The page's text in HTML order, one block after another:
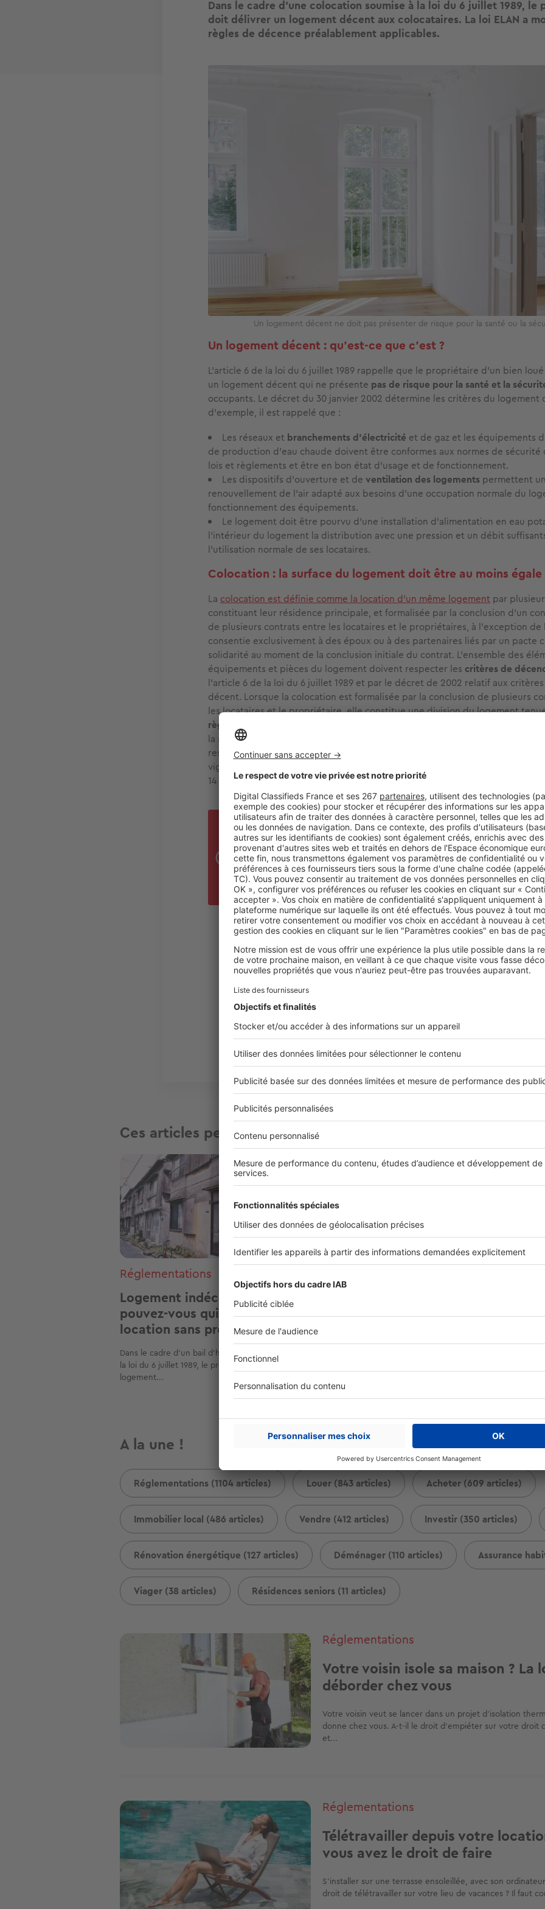
Dans le cadre d’une colocation soumise à la loi du 6 juillet 1989, le
doit délivrer un logement décent aux colocataires. La loi ELAN a
règles de décence préalablement applicables.
Un logement décent ne doit pas présenter de risque pour la santé ou la
Un logement décent : qu’est-ce que c’est ?
L’article 6 de la loi du 6 juillet 1989 rappelle que le propriétaire d’un bien
un logement décent qui ne présente pas de risque pour la santé et la
occupants. Le décret du 30 janvier 2002 détermine les critères du logement
d’exemple, il est rappelé que :
Les réseaux et branchements d'électricité et de gaz et les équipements
de production d'eau chaude doivent être conformes aux normes de sécurité
lois et règlements et être en bon état d'usage et de fonctionnement.
Les dispositifs d'ouverture et de ventilation des logements permettent
renouvellement de l'air adapté aux besoins d'une occupation normale du
fonctionnement des équipements.
Le logement doit être pourvu d’une installation d'alimentation en eau
l'intérieur du logement la distribution avec une pression et un débit
l'utilisation normale de ses locataires.
Colocation : la surface du logement doit être au moins égale
La colocation est définie comme la location d'un même logement par
constituant leur résidence principale, et formalisée par la conclusion d'un
de plusieurs contrats entre les locataires et le propriétaires, à l'exception de
consentie exclusivement à des époux ou à des partenaires liés par un pacte
solidarité au moment de la conclusion initiale du contrat. L'ensemble des
équipements et pièces du logement doivent respecter les critères de
l’article 6 de la loi du 6 juillet 1989 et par le décret de 2002 relatif aux
décent. Lorsque la colocation est formalisée par la conclusion de plusieurs
les locataires et le propriétaire, elle constitue une division du logement
règles de décence bien spécifiques
la surface et le volume habitables des locaux privatifs doivent être au moins
respectivement, à 9 m² et à 20 m3. À noter qu’avant le 24 novembre 2018
vigueur de la loi ELAN), la surface habitable des locaux privatifs devait être
14 m² et le volume habitable d’au moins 33 m3.
RÉFÉRENCES JURIDIQUES
Article 141 de la loi n02018-1021 du 23 novembre 2018.
Article 8-1 de la loi n°89-462 du 6 juillet 1989.
Décret n°2002-120 du 30 janvier 2002.
Cet article vous a été utile ?
Plus de conseils loi elan colocation
Ces articles peuvent vous intéresser
Image
Réglementations
Logement indécent :
pouvez-vous quitter la
location sans préavis ?
Dans le cadre d’un bail d'habitation soumis à
la loi du 6 juillet 1989, le propriétaire du
logement...
A la une !
Réglementations (1104 articles) Louer (843 articles) Acheter (609 articles)
Immobilier local (486 articles) Vendre (412 articles) Investir (350 articles)
Rénovation énergétique (127 articles) Déménager (110 articles) Assurance
Viager (38 articles) Résidences seniors (11 articles)
Image Réglementations
Votre voisin isole sa maison ?
déborder chez vous
Votre voisin veut se lancer dans un projet d’isolation
donne chez vous. A-t-il le droit d’empiéter sur votre droit
et...
Image Réglementations
Télétravailler depuis votre
vous avez le droit de faire
S’installer sur une terrasse ensoleillée, avec son
droit de télétravailler sur votre lieu de vacances ? Il faut